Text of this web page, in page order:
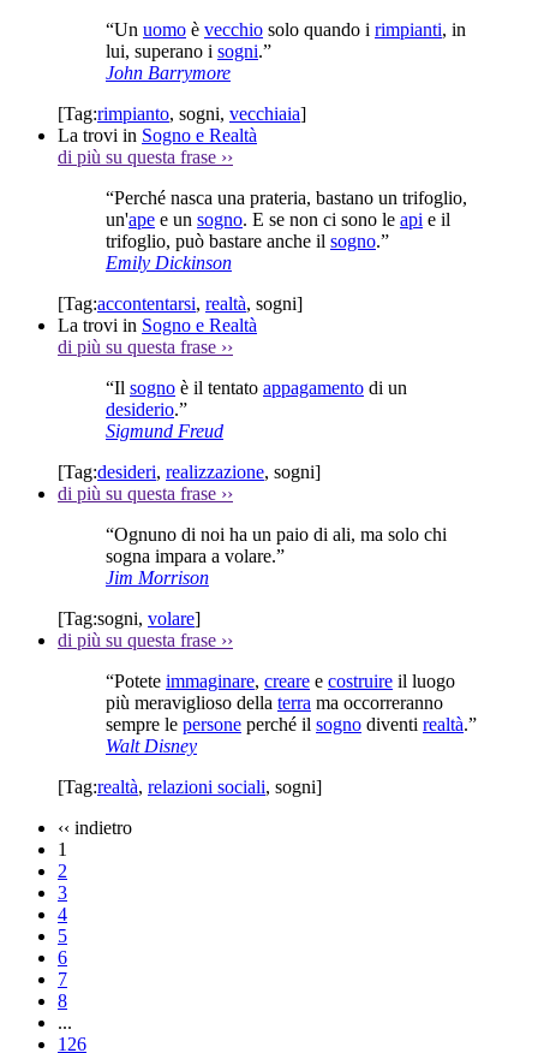
“Un uomo è vecchio solo quando i rimpianti, in
lui, superano i sogni.”
John Barrymore
[Tag:rimpianto, sogni, vecchiaia]
La trovi in Sogno e Realtà
di più su questa frase ››
“Perché nasca una prateria, bastano un trifoglio,
un'ape e un sogno. E se non ci sono le api e il
trifoglio, può bastare anche il sogno.”
Emily Dickinson
[Tag:accontentarsi, realtà, sogni]
La trovi in Sogno e Realtà
di più su questa frase ››
“Il sogno è il tentato appagamento di un
desiderio.”
Sigmund Freud
[Tag:desideri, realizzazione, sogni]
di più su questa frase ››
“Ognuno di noi ha un paio di ali, ma solo chi
sogna impara a volare.”
Jim Morrison
[Tag:sogni, volare]
di più su questa frase ››
“Potete immaginare, creare e costruire il luogo
più meraviglioso della terra ma occorreranno
sempre le persone perché il sogno diventi realtà.”
Walt Disney
[Tag:realtà, relazioni sociali, sogni]
‹‹ indietro
1
2
3
4
5
6
7
8
...
126